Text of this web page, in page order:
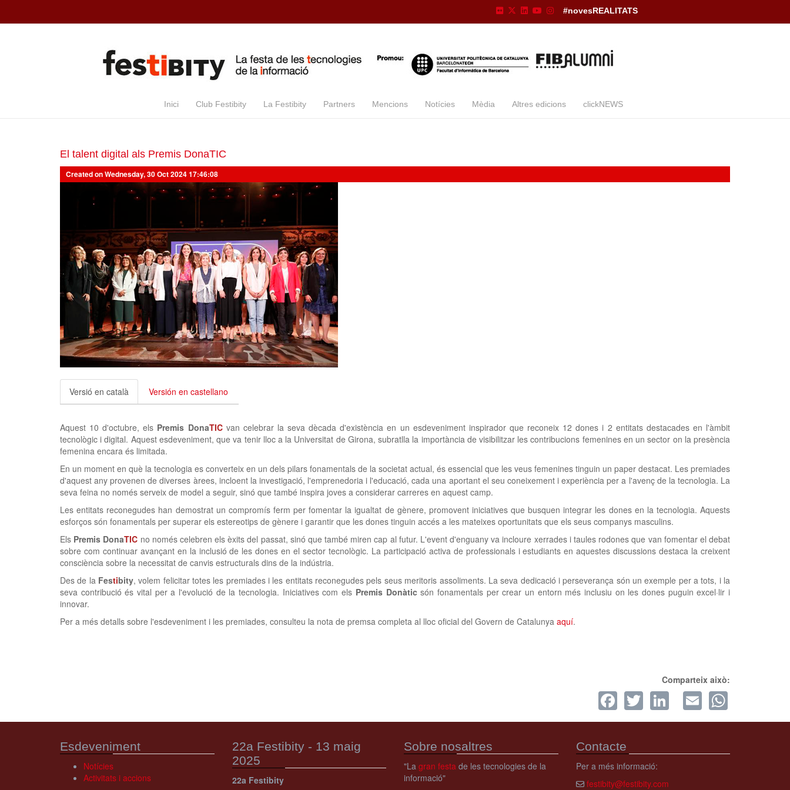
#novesREALITATS
Inici Club Festibity La Festibity Partners Mencions Notícies Mèdia Altres edicions clickNEWS
El talent digital als Premis DonaTIC
Created on Wednesday, 30 Oct 2024 17:46:08
Versió en català Versión en castellano
Aquest 10 d'octubre, els Premis DonaTICvan celebrar la seva dècada d'existència en un esdeveniment inspirador que reconeix 12 dones i 2 entitats destacades en l'àmbit
tecnològic i digital. Aquest esdeveniment, que va tenir lloc a la Universitat de Girona, subratlla la importància de visibilitzar les contribucions femenines en un sector on la presència
femenina encara és limitada.
En un moment en què la tecnologia es converteix en un dels pilars fonamentals de la societat actual, és essencial que les veus femenines tinguin un paper destacat. Les premiades
d'aquest any provenen de diverses àrees, incloent la investigació, l'emprenedoria i l'educació, cada una aportant el seu coneixement i experiència per a l'avenç de la tecnologia. La
seva feina no només serveix de model a seguir, sinó que també inspira joves a considerar carreres en aquest camp.
Les entitats reconegudes han demostrat un compromís ferm per fomentar la igualtat de gènere, promovent iniciatives que busquen integrar les dones en la tecnologia. Aquests
esforços són fonamentals per superar els estereotips de gènere i garantir que les dones tinguin accés a les mateixes oportunitats que els seus companys masculins.
Els Premis DonaTIC no només celebren els èxits del passat, sinó que també miren cap al futur. L'event d'enguany va incloure xerrades i taules rodones que van fomentar el debat
sobre com continuar avançant en la inclusió de les dones en el sector tecnològic. La participació activa de professionals i estudiants en aquestes discussions destaca la creixent
consciència sobre la necessitat de canvis estructurals dins de la indústria.
Des de la Festibity, volem felicitar totes les premiades i les entitats reconegudes pels seus meritoris assoliments. La seva dedicació i perseverança són un exemple per a tots, i la
seva contribució és vital per a l'evolució de la tecnologia. Iniciatives com els Premis Donàticsón fonamentals per crear un entorn més inclusiu on les dones puguin excel·lir i
innovar.
Per a més detalls sobre l'esdeveniment i les premiades, consulteu la nota de premsa completa al lloc oficial del Govern de Catalunya aquí.
Comparteix això:
Facebook
TwitterLinkedIn
Email
Esdeveniment
Notícies
Activitats i accions
22a Festibity - 13 maig
2025
22a Festibity
Sobre nosaltres
"La gran festa de les tecnologies de la
informació"
Contacte
Per a més informació:
festibity@festibity.com